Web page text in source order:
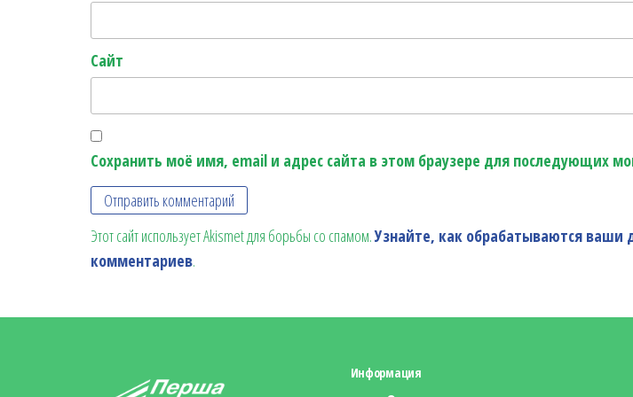
Сайт
Сохранить моё имя, email и адрес сайта в этом браузере для последующих
Этот сайт использует Akismet для борьбы со спамом.Узнайте, как обрабатываются ваши
комментариев.
Информация